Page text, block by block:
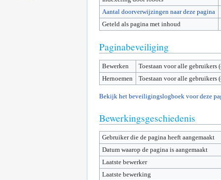
Aantal doorverwijzingen naar deze pagina
Geteld als pagina met inhoud
Paginabeveiliging
Bewerken
Toestaan voor alle gebruikers
Hernoemen
Toestaan voor alle gebruikers
Bekijk het beveiligingslogboek voor deze
Bewerkingsgeschiedenis
Gebruiker die de pagina heeft aangemaakt
Datum waarop de pagina is aangemaakt
Laatste bewerker
Laatste bewerking